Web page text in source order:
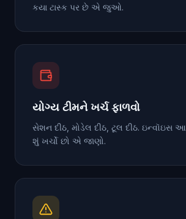
કયા ટાસ્ક પર છે એ જુઓ.
યોગ્ય ટીમને ખર્ચ ફાળવો
સેશન દીઠ, મોડેલ દીઠ, ટૂલ દીઠ. ઇન્વૉઇસ
શું ખર્ચો છો એ જાણો.